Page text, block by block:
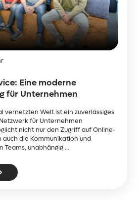
Eine moderne
für Unternehmen
vernetzten Welt ist ein zuverlässiges
für Unternehmen
nicht nur den Zugriff auf Online-
auch die Kommunikation und
Teams, unabhängig ...